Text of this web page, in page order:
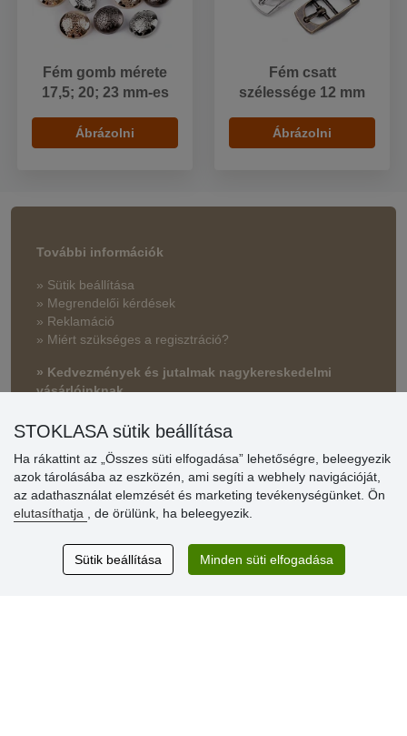
Fém gomb mérete
17,5; 20; 23 mm-es
Ábrázolni
Fém csatt
szélessége 12 mm
Ábrázolni
További információk
» Sütik beállítása
» Megrendelői kérdések
» Reklamáció
» Miért szükséges a regisztráció?
» Kedvezmények és jutalmak nagykereskedelmi
vásárlóinknak
» Súgó
Vásárlók
értékelése
Excellent service
Thank you.
STOKLASA sütik beállítása
Ha rákattint az „Összes süti elfogadása” lehetőségre, beleegyezik
azok tárolásába az eszközén, ami segíti a webhely navigációját,
az adathasználat elemzését és marketing tevékenységünket. Ön
elutasíthatja
, de örülünk, ha beleegyezik.
Sütik beállítása Minden süti elfogadása